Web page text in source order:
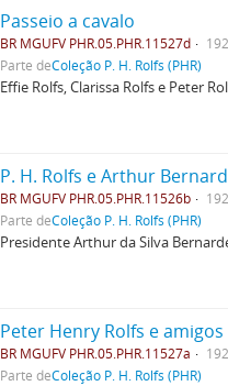
Passeio a cavalo
BR MGUFV PHR.05.PHR.11527d
Parte deColeção P. H. Rolfs (PHR)
Effie Rolfs, Clarissa Rolfs e Peter
P. H. Rolfs e Arthur
BR MGUFV PHR.05.PHR.11526b
Parte deColeção P. H. Rolfs (PHR)
Presidente Arthur da Silva
Peter Henry Rolfs e amigos
BR MGUFV PHR.05.PHR.11527a
Parte deColeção P. H. Rolfs (PHR)